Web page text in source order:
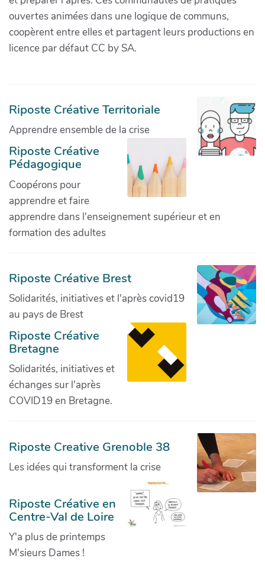
ouvertes animées dans une logique de communs,
coopèrent entre elles et partagent leurs productions en
licence par défaut CC by SA.
Riposte Créative Territoriale
Apprendre ensemble de la crise
Riposte Créative
Pédagogique
Coopérons pour
apprendre et faire
apprendre dans l'enseignement supérieur et en
formation des adultes
Riposte Créative Brest
Solidarités, initiatives et l'après covid19
au pays de Brest
Riposte Créative
Bretagne
Solidarités, initiatives et
échanges sur l'après
COVID19 en Bretagne.
Riposte Creative Grenoble 38
Les idées qui transforment la crise
Riposte Créative en
Centre-Val de Loire
Y'a plus de printemps
M'sieurs Dames !